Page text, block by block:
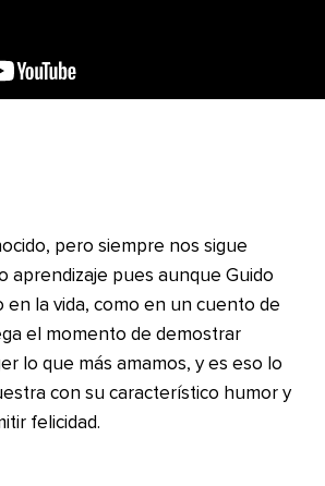
pero siempre nos sigue
aprendizaje pues aunque Guido
la vida, como en un cuento de
el momento de demostrar
lo que más amamos, y es eso lo
con su característico humor y
felicidad.